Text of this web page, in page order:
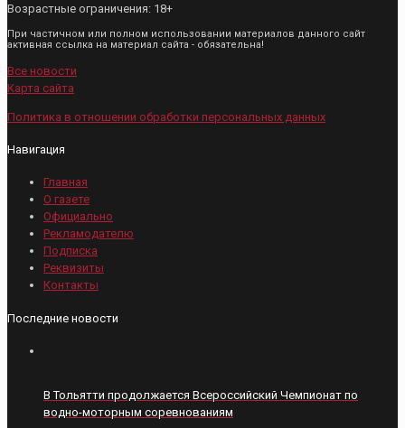
Возрастные ограничения: 18+
При частичном или полном использовании материалов данного сайт
активная ссылка на материал сайта - обязательна!
Все новости
Карта сайта
Политика в отношении обработки персональных данных
Навигация
Главная
О газете
Официально
Рекламодателю
Подписка
Реквизиты
Контакты
Последние новости
В Тольятти продолжается Всероссийский Чемпионат по
водно-моторным соревнованиям